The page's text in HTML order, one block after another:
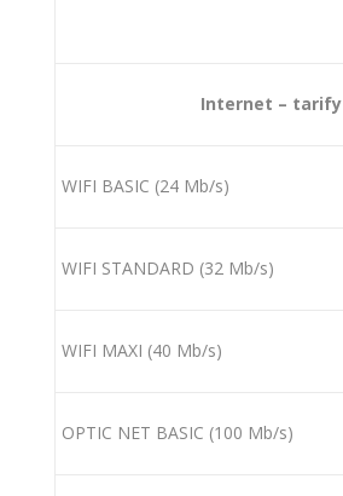
Internet – tarify
WIFI BASIC (24 Mb/s)
WIFI STANDARD (32 Mb/s)
WIFI MAXI (40 Mb/s)
OPTIC NET BASIC (100 Mb/s)